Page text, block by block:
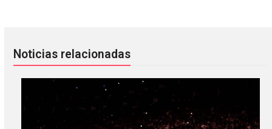
Noticias relacionadas